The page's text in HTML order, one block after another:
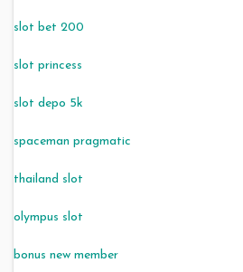
slot bet 200
slot princess
slot depo 5k
spaceman pragmatic
thailand slot
olympus slot
bonus new member